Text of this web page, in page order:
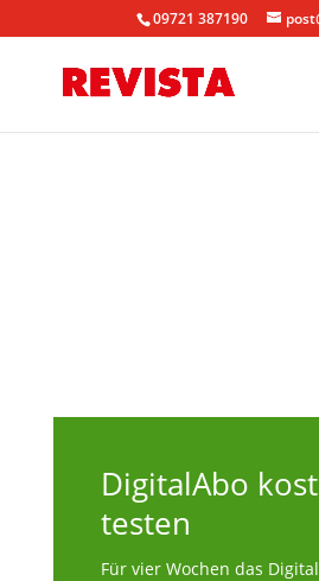
09721 387190
DigitalAbo
testen
Für vier Wochen das